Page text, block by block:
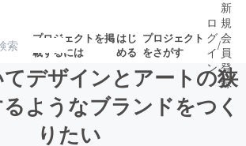
プロジェクトを掲
載するには
はじ
める
プロジェクト
をさがす
注目の新着プロ募集終了が近いプ
ロ
グ
イ
ン
/
新
規
会
員
登
録
デザインとアートの狭
ようなブランドをつく
りたい